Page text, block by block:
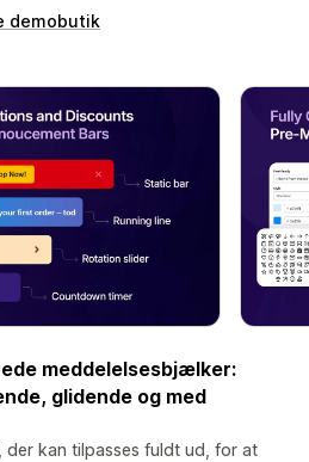
demobutik
meddelelsesbjælker:
glidende og med
kan tilpasses fuldt ud, for at